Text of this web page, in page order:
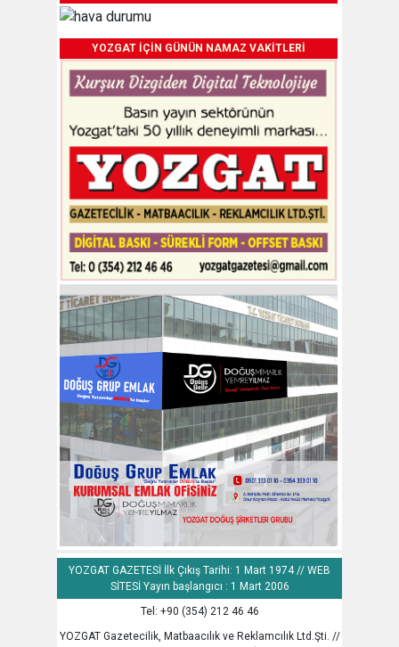
YOZGAT İÇİN GÜNÜN NAMAZ VAKİTLERİ
YOZGAT GAZETESİ İlk Çıkış Tarihi: 1 Mart 1974 // WEB
SİTESİ Yayın başlangıcı : 1 Mart 2006
Tel: +90 (354) 212 46 46
YOZGAT Gazetecilik, Matbaacılık ve Reklamcılık Ltd.Şti. //